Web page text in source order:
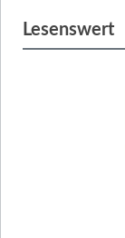
Lesenswert